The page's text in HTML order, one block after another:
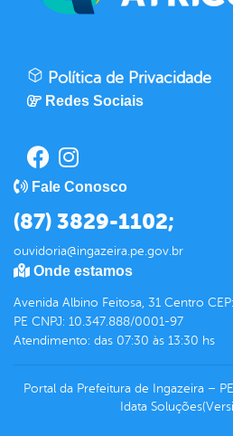
Política de Privacidade
Redes Sociais
Fale Conosco
(87) 3829-1102;
ouvidoria@ingazeira.pe.gov.br
Onde estamos
Avenida Albino Feitosa, 31 Centro
PE CNPJ: 10.347.888/0001-97
Atendimento: das 07:30 às 13:30 hs
Portal da Prefeitura de Ingazeira – PE
Idata Soluções